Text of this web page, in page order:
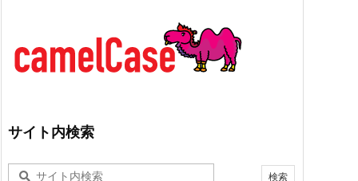
サイト内検索